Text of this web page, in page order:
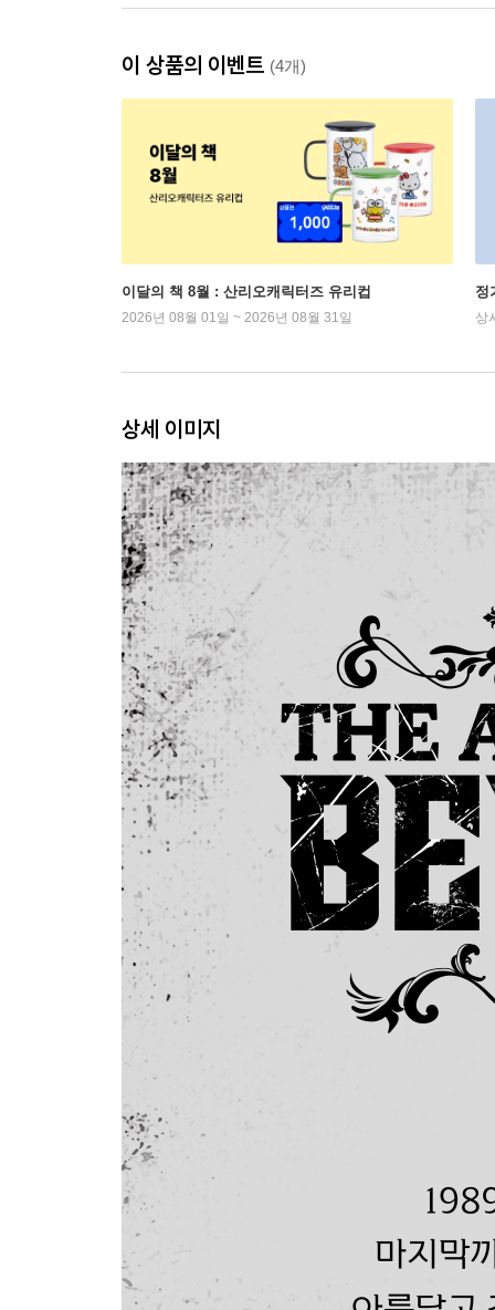
이 상품의 이벤트 (4개)
이달의 책 8월 : 산리오캐릭터즈 유리컵
2026년 08월 01일 ~ 2026년 08월 31일
정
상
상세 이미지